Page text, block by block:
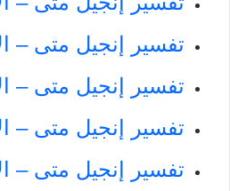
تفسير إنجيل متى –
تفسير إنجيل متى –
تفسير إنجيل متى –
تفسير إنجيل متى –